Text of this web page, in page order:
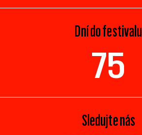
Dní do festivalu
75
Sledujte nás